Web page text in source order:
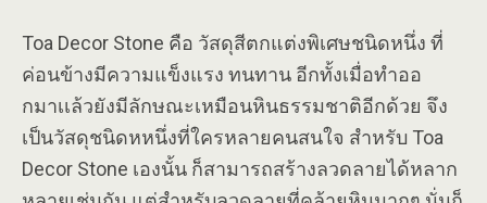
Toa Decor Stone คือ วัสดุสีตกแต่งพิเศษชนิดหนึ่ง ที่
ค่อนข้างมีความแข็งแรง ทนทาน อีกทั้งเมื่อทำออ
กมาเเล้วยังมีลักษณะเหมือนหินธรรมชาติอีกด้วย จึง
เป็นวัสดุชนิดหหนึ่งที่ใครหลายคนสนใจ สำหรับ Toa
Decor Stone เองนั้น ก็สามารถสร้างลวดลายได้หลาก